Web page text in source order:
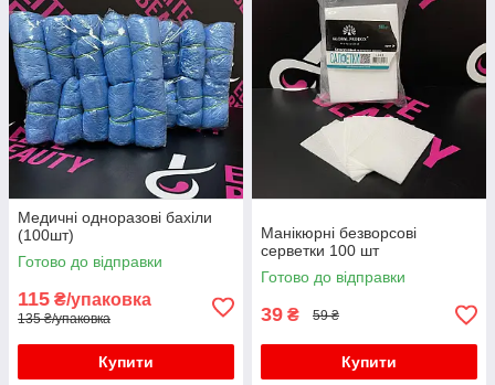
Медичні одноразові бахіли
(100шт)
Готово до відправки
115 ₴/упаковка
135 ₴/упаковка
Купити
Манікюрні безворсові
серветки 100 шт
Готово до відправки
39 ₴ 59 ₴
Купити